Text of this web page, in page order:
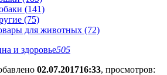
(141)
(75)
для животных (72)
и здоровье505
02.07.201716:33, просмотров: